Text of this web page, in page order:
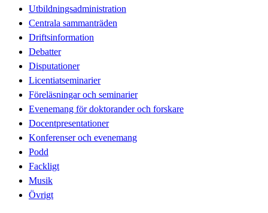
Utbildningsadministration
Centrala sammanträden
Driftsinformation
Debatter
Disputationer
Licentiatseminarier
Föreläsningar och seminarier
Evenemang för doktorander och forskare
Docentpresentationer
Konferenser och evenemang
Podd
Fackligt
Musik
Övrigt